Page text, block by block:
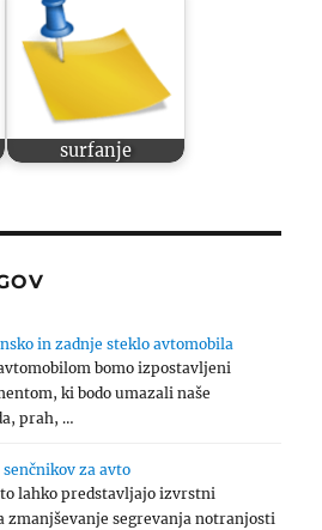
surfanje
in zadnje steklo avtomobila
bomo izpostavljeni
ki bodo umazali naše
prah, …
za avto
lahko predstavljajo izvrstni
zmanjševanje segrevanja notranjosti